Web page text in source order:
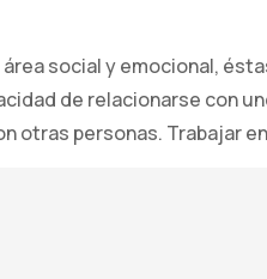
social y emocional,
de relacionarse con
otras personas. Trabajar